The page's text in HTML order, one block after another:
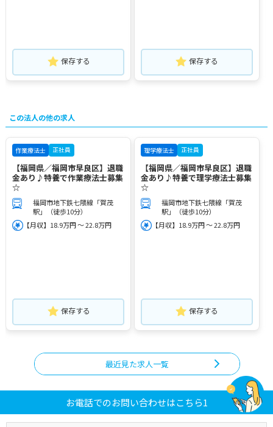
保存する 保存する
この法人の他の求人
作業療法士 正社員
【福岡県／福岡市早良区】退職
金あり♪特養で作業療法士募集
☆
福岡市地下鉄七隈線「賀茂
駅」（徒歩10分）
【月収】18.9万円 ～ 22.8万円
保存する
理学療法士 正社員
【福岡県／福岡市早良区】退職
金あり♪特養で理学療法士募集
☆
福岡市地下鉄七隈線「賀茂
駅」（徒歩10分）
【月収】18.9万円 ～ 22.8万円
保存する
最近見た求人一覧
お電話でのお問い合わせはこちら1